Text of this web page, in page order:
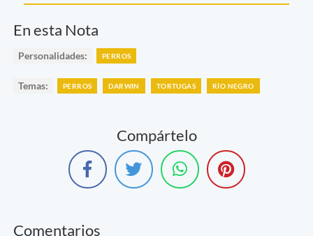
En esta Nota
Personalidades: PERROS
Temas: PERROS DARWIN TORTUGAS RÍO NEGRO
Compártelo
Comentarios